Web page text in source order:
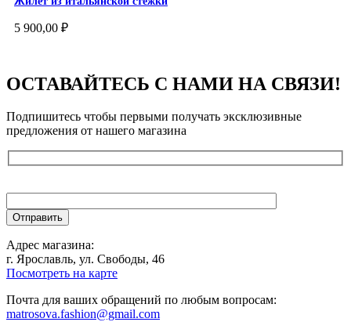
5 900,00 ₽
ОСТАВАЙТЕСЬ С НАМИ НА СВЯЗИ!
Подпишитесь чтобы первыми получать эксклюзивные
предложения от нашего магазина
Адрес магазина:
г. Ярославль, ул. Свободы, 46
Посмотреть на карте
Почта для ваших обращений по любым вопросам:
matrosova.fashion@gmail.com